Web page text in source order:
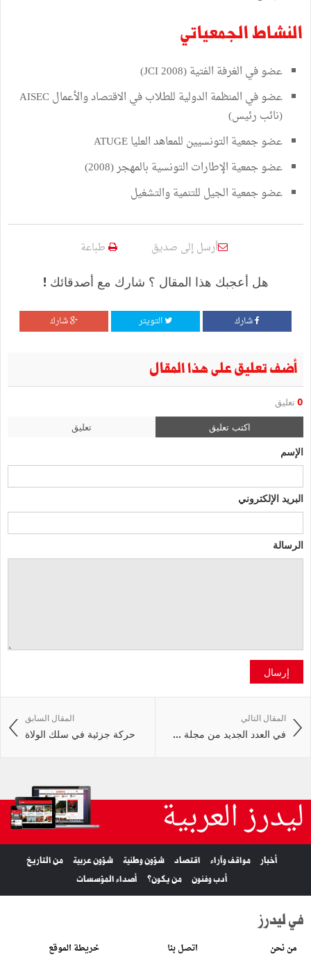
النشاط الجمعياتي
عضو في الغرفة الفتية (JCI 2008)
عضو في المنظمة الدولية للطلاب في الاقتصاد والأعمال AISEC
(نائب رئيس)
عضو جمعية التونسيين للمعاهد العليا ATUGE
عضو جمعية الإطارات التونسية بالمهجر (2008)
عضو جمعية الجيل للتنمية والتشغيل
أرسل إلى صديق طباعة
هل أعجبك هذا المقال ؟ شارك مع أصدقائك !
شارك التويتر شارك
أضف تعليق على هذا المقال
0 تعليق
اكتب تعليق تعليق
الإسم
البريد الإلكتروني
الرسالة
إرسال
المقال السابق
حركة جزئية في سلك الولاة
المقال التالي
في العدد الجديد من مجلة ...
ليدرز العربية
أخبار مواقف وآراء اقتصاد شؤون وطنية شؤون عربية
من التاريخ
أدب وفنون
من يكون؟ أصداء المؤسسات
في ليدرز
من نحن اتصل بنا خريطة الموقع